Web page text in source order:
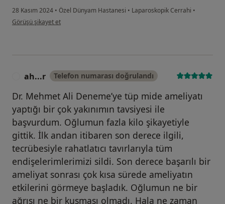
28 Kasım 2024 • Özel Dünyam Hastanesi • Laparoskopik Cerrahi •
kullanıcının görüşüne göre m ...f
Görüşü şikayet et
ah...r Telefon numarası doğrulandı
Dr. Mehmet Ali Deneme’ye tüp mide ameliyatı
yaptığı bir çok yakınımın tavsiyesi ile
başvurdum. Oğlumun fazla kilo şikayetiyle
gittik. İlk andan itibaren son derece ilgili,
tecrübesiyle rahatlatıcı tavırlarıyla tüm
endişelerimlerimizi sildi. Son derece başarılı bir
ameliyat sonrası çok kısa sürede ameliyatın
etkilerini görmeye başladık. Oğlumun ne bir
ağrısı ne bir kusması olmadı. Hala ne zaman